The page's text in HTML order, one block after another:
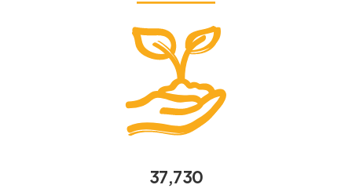
37,730